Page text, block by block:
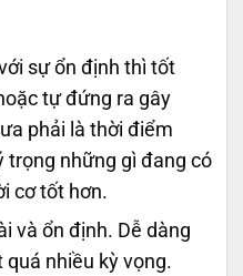
sự ổn định thì tốt
tự đứng ra gây
phải là thời điểm
trọng những gì đang có
cơ tốt hơn.
và ổn định. Dễ dàng
nhiều kỳ vọng.